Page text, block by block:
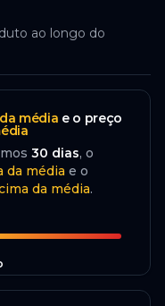
ao longo do
média e o preço
30 dias, o
da média e o
da média.